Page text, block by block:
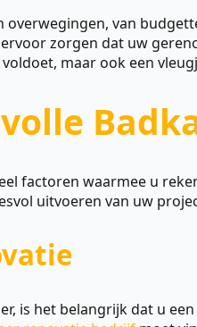
overwegingen, van
zorgen dat uw
maar ook een
factoren waarmee u
uitvoeren van uw
is het belangrijk dat u